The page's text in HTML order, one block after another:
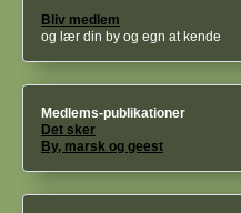
Bliv medlem
og lær din by og egn at kende
Medlems-publikationer
Det sker
By, marsk og geest